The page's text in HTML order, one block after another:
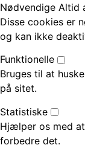
Nødvendige Altid
Disse cookies er
og kan ikke
Funktionelle
Bruges til at
på sitet.
Statistiske
Hjælper os med
forbedre det.